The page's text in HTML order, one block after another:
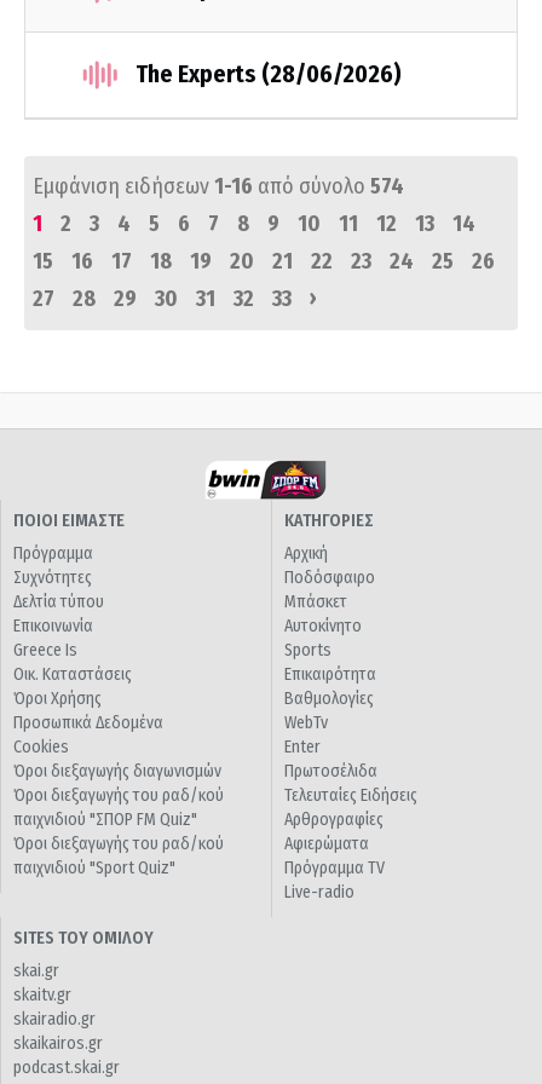
The Experts (28/06/2026)
Εμφάνιση ειδήσεων1-16 από σύνολο 574
1
2 3 4 5 6 7 8 9 10 11 12 13
14
15
16 17 18 19 20 21 22 23 24 25
26
27
28 29 30 31 32 33 ›
ΠΟΙΟΙ ΕΙΜΑΣΤΕ
Πρόγραμμα
Συχνότητες
Δελτία τύπου
Επικοινωνία
Greece Is
Οικ. Καταστάσεις
Όροι Χρήσης
Προσωπικά Δεδομένα
Cookies
Όροι διεξαγωγής διαγωνισμών
Όροι διεξαγωγής του ραδ/κού
παιχνιδιού "ΣΠΟΡ FM Quiz"
Όροι διεξαγωγής του ραδ/κού
παιχνιδιού "Sport Quiz"
ΚΑΤΗΓΟΡΙΕΣ
Αρχική
Ποδόσφαιρο
Μπάσκετ
Αυτοκίνητο
Sports
Επικαιρότητα
Βαθμολογίες
WebTv
Enter
Πρωτοσέλιδα
Τελευταίες Ειδήσεις
Αρθρογραφίες
Αφιερώματα
Πρόγραμμα TV
Live-radio
SITES ΤΟΥ ΟΜΙΛΟΥ
skai.gr
skaitv.gr
skairadio.gr
skaikairos.gr
podcast.skai.gr